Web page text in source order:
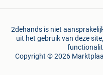
2dehands is niet
uit het gebruik van deze
Copyright © 2026